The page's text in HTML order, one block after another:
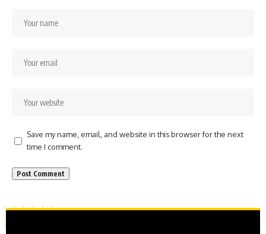
Save my name, email, and website in this browser for the next
time I comment.